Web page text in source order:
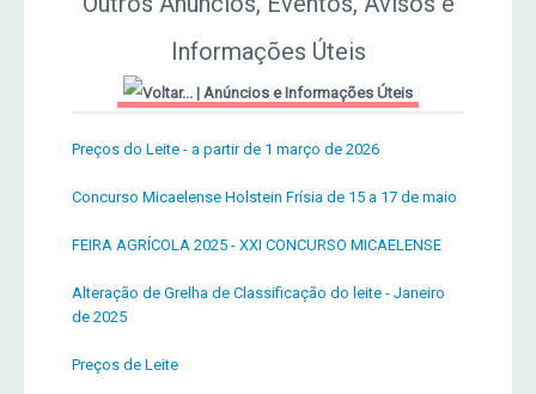
Informações Úteis
| Anúncios e Informações Úteis
Preços do Leite - a partir de 1 março de 2026
Concurso Micaelense Holstein Frísia de 15 a 17 de maio
FEIRA AGRÍCOLA 2025 - XXI CONCURSO MICAELENSE
Alteração de Grelha de Classificação do leite - Janeiro
de 2025
Preços de Leite